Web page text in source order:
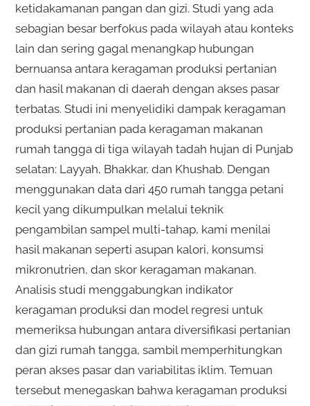
ketidakamanan pangan dan gizi. Studi yang ada
sebagian besar berfokus pada wilayah atau konteks
lain dan sering gagal menangkap hubungan
bernuansa antara keragaman produksi pertanian
dan hasil makanan di daerah dengan akses pasar
terbatas. Studi ini menyelidiki dampak keragaman
produksi pertanian pada keragaman makanan
rumah tangga di tiga wilayah tadah hujan di Punjab
selatan: Layyah, Bhakkar, dan Khushab. Dengan
menggunakan data dari 450 rumah tangga petani
kecil yang dikumpulkan melalui teknik
pengambilan sampel multi-tahap, kami menilai
hasil makanan seperti asupan kalori, konsumsi
mikronutrien, dan skor keragaman makanan.
Analisis studi menggabungkan indikator
keragaman produksi dan model regresi untuk
memeriksa hubungan antara diversifikasi pertanian
dan gizi rumah tangga, sambil memperhitungkan
peran akses pasar dan variabilitas iklim. Temuan
tersebut menegaskan bahwa keragaman produksi